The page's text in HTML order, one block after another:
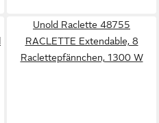
Unold Raclette 48755
RACLETTE Extendable, 8
Raclettepfännchen, 1300 W